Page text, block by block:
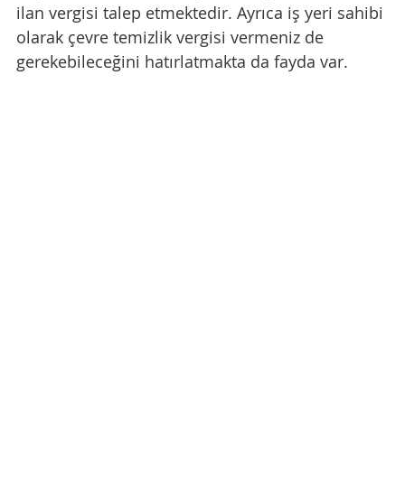
ilan vergisi talep etmektedir. Ayrıca iş yeri sahibi
olarak çevre temizlik vergisi vermeniz de
gerekebileceğini hatırlatmakta da fayda var.